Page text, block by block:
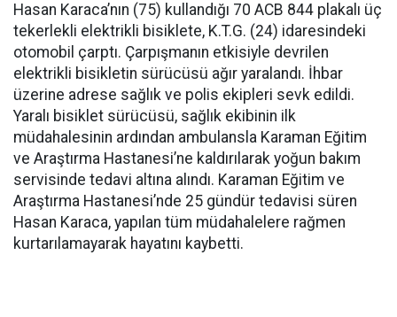
Hasan Karaca’nın (75) kullandığı 70 ACB 844 plakalı üç
tekerlekli elektrikli bisiklete, K.T.G. (24) idaresindeki
otomobil çarptı. Çarpışmanın etkisiyle devrilen
elektrikli bisikletin sürücüsü ağır yaralandı. İhbar
üzerine adrese sağlık ve polis ekipleri sevk edildi.
Yaralı bisiklet sürücüsü, sağlık ekibinin ilk
müdahalesinin ardından ambulansla Karaman Eğitim
ve Araştırma Hastanesi’ne kaldırılarak yoğun bakım
servisinde tedavi altına alındı. Karaman Eğitim ve
Araştırma Hastanesi’nde 25 gündür tedavisi süren
Hasan Karaca, yapılan tüm müdahalelere rağmen
kurtarılamayarak hayatını kaybetti.